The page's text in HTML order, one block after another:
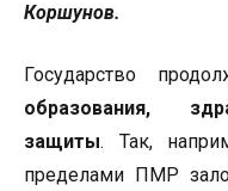
Коршунов.
Государство
образования,
защиты. Так,
пределами ПМР